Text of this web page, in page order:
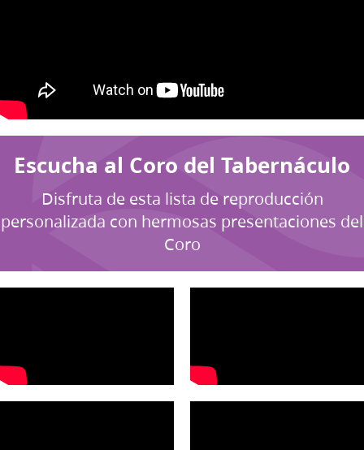
Escucha al Coro del Tabernáculo
Disfruta de esta lista de reproducción
personalizada con hermosas presentaciones del
Coro